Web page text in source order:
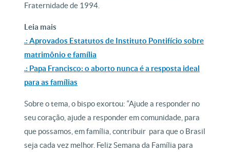
Fraternidade de 1994.
Leia mais
.: Aprovados Estatutos de Instituto Pontifício sobre
matrimônio e família
.: Papa Francisco: o aborto nunca é a resposta ideal
para as famílias
Sobre o tema, o bispo exortou: “Ajude a responder no
seu coração, ajude a responder em comunidade, para
que possamos, em família, contribuir para que o Brasil
seja cada vez melhor. Feliz Semana da Família para